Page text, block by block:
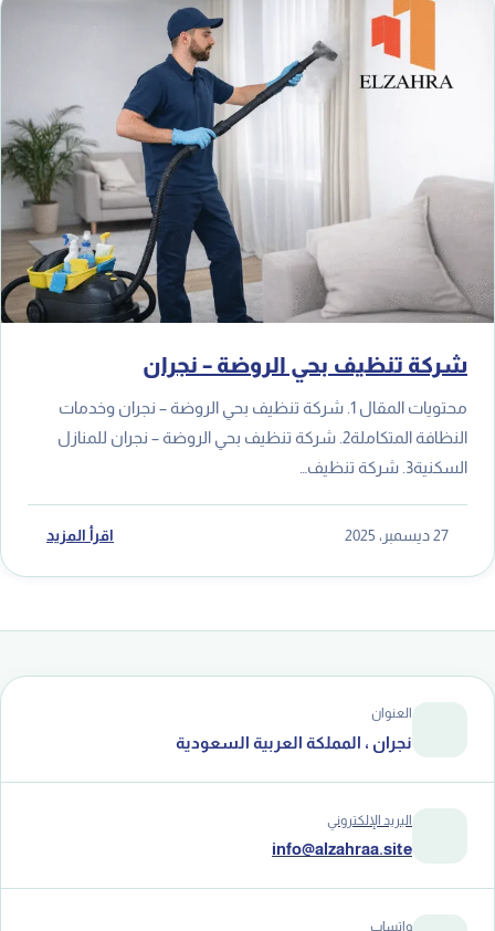
شركة تنظيف بحي الروضة – نجران
محتويات المقال 1. شركة تنظيف بحي الروضة – نجران وخدمات
النظافة المتكاملة2. شركة تنظيف بحي الروضة – نجران للمنازل
السكنية3. شركة تنظيف…
27 ديسمبر، 2025 اقرأ المزيد
العنوان
نجران ، المملكة العربية السعودية
البريد الإلكتروني
info@alzahraa.site
واتساب